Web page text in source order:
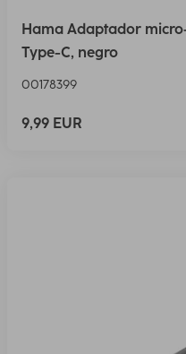
Hama Adaptador
Type-C, negro
00178399
9,99 EUR